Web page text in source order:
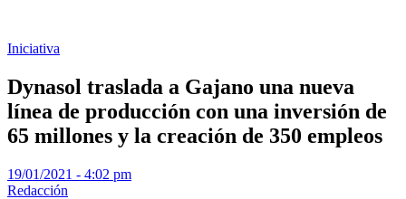
Iniciativa
Dynasol traslada a Gajano una nueva
línea de producción con una inversión de
65 millones y la creación de 350 empleos
19/01/2021 - 4:02 pm
Redacción